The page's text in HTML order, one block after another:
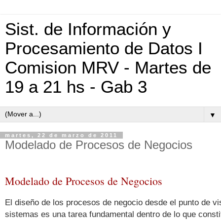
Sist. de Información y
Procesamiento de Datos I
Comision MRV - Martes de
19 a 21 hs - Gab 3
▼
martes, 22 de marzo de 2011
Modelado de Procesos de Negocios
Modelado de Procesos de Negocios
El diseño de los procesos de negocio desde el punto de
sistemas es una tarea fundamental dentro de lo que